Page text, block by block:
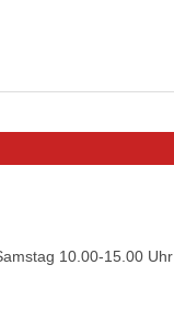
10.00-15.00 Uhr